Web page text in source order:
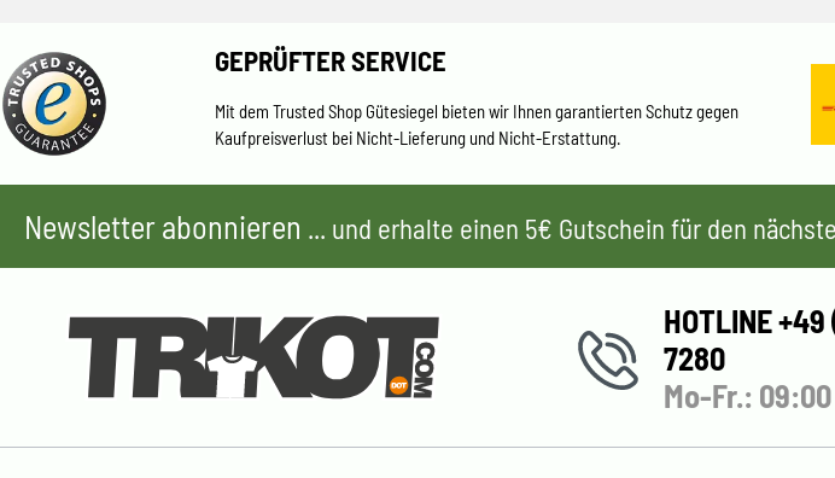
GEPRÜFTER SERVICE
Mit dem Trusted Shop Gütesiegel bieten wir Ihnen garantierten Schutz gegen
Kaufpreisverlust bei Nicht-Lieferung und Nicht-Erstattung.
Newsletter abonnieren ... und erhalte einen 5€ Gutschein für den
HOTLINE
7280
Mo-Fr.: